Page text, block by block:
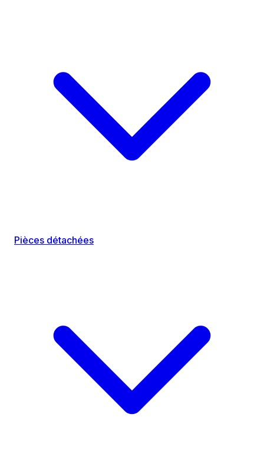
Pièces détachées